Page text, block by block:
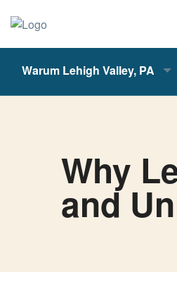
Warum Lehigh Valley, PA
Why
and